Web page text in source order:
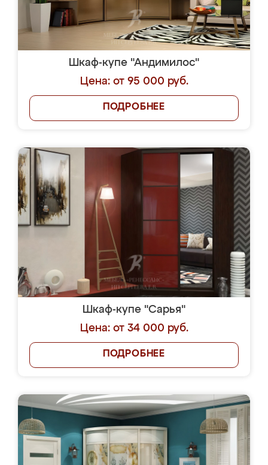
Шкаф-купе "Андимилос"
Цена: от 95 000 руб.
ПОДРОБНЕЕ
Шкаф-купе "Сарья"
Цена: от 34 000 руб.
ПОДРОБНЕЕ